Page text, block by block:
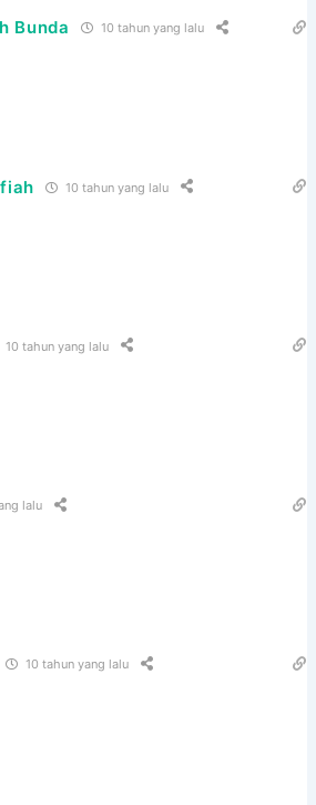
Bunda 10 tahun yang lalu
10 tahun yang lalu
10 tahun yang lalu
lalu
10 tahun yang lalu